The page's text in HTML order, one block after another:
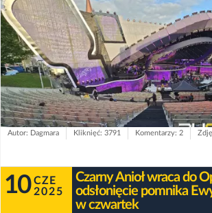
Autor: Dagmara Kliknięć: 3791 Komentarzy: 2
10 CZE
2025
Czarny Anioł wraca do
odsłonięcie pomnika
w czwartek